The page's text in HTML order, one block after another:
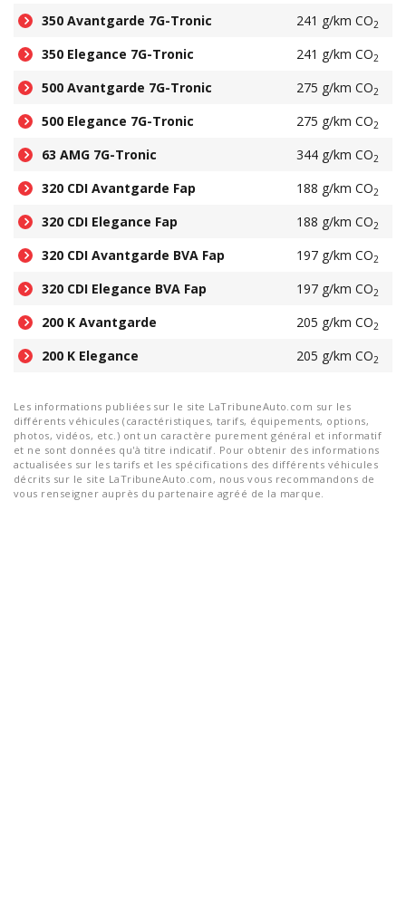
350 Avantgarde 7G-Tronic 241 g/km CO2
350 Elegance 7G-Tronic 241 g/km CO2
500 Avantgarde 7G-Tronic 275 g/km CO2
500 Elegance 7G-Tronic 275 g/km CO2
63 AMG 7G-Tronic 344 g/km CO2
320 CDI Avantgarde Fap 188 g/km CO2
320 CDI Elegance Fap 188 g/km CO2
320 CDI Avantgarde BVA Fap 197 g/km CO2
320 CDI Elegance BVA Fap 197 g/km CO2
200 K Avantgarde 205 g/km CO2
200 K Elegance 205 g/km CO2
Les informations publiées sur le site LaTribuneAuto.com sur les
différents véhicules (caractéristiques, tarifs, équipements, options,
photos, vidéos, etc.) ont un caractère purement général et informatif
et ne sont données qu'à titre indicatif. Pour obtenir des informations
actualisées sur les tarifs et les spécifications des différents véhicules
décrits sur le site LaTribuneAuto.com, nous vous recommandons de
vous renseigner auprès du partenaire agréé de la marque.